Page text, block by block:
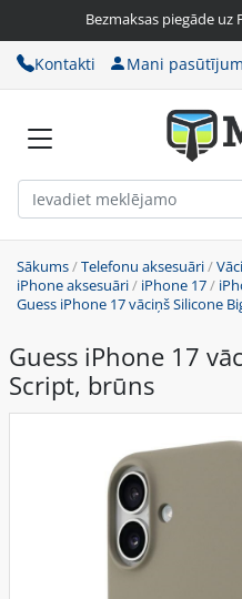
Bezmaksas piegāde
Kontakti Mani
Sākums/Telefonu aksesuāri/
iPhone aksesuāri/ iPhone 17/
Guess iPhone 17 vāciņš Silicone
Guess iPhone 17
Script, brūns